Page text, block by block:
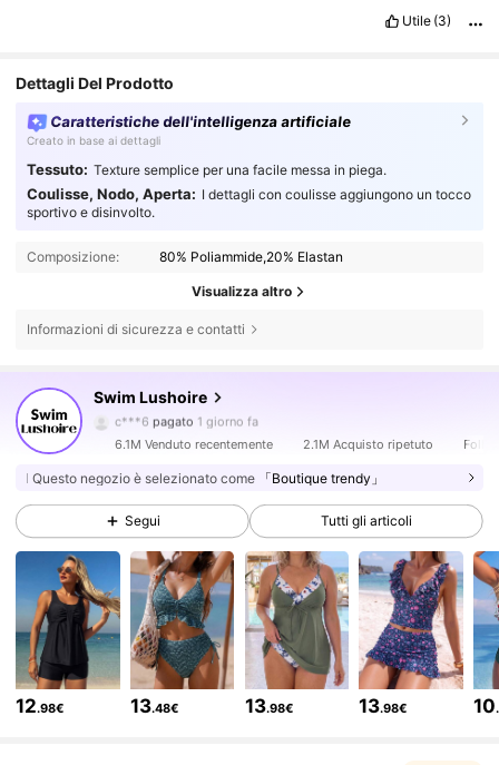
Utile (3)
Dettagli Del Prodotto
Caratteristiche dell'intelligenza artificiale
Creato in base ai dettagli
Tessuto: Texture semplice per una facile messa in piega.
Coulisse, Nodo, Aperta: I dettagli con coulisse aggiungono un tocco
sportivo e disinvolto.
Composizione: 80% Poliammide,20% Elastan
Visualizza altro
Informazioni di sicurezza e contatti
Swim Lushoire
4.81
316K Follower
c***6 pagato 1 giorno fa
4.81 316K Follower
4.81 316K Follower
4.81 316K Follower
4.81 316K Follower
6.1M Venduto recentemente 2.1M Acquisto ripetuto
Questo negozio è selezionato come 「Boutique trendy」
Segui Tutti gli articoli
12.98€ 13.48€ 13.98€ 13.98€ 10